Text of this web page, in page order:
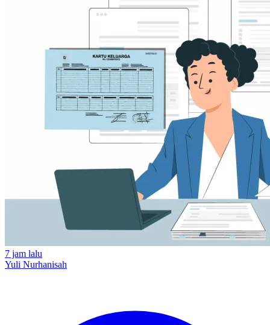
7 jam lalu
Yuli Nurhanisah